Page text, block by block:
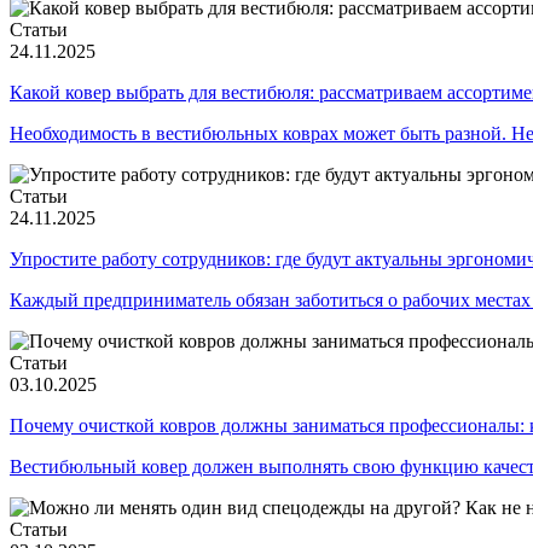
Статьи
24.11.2025
Какой ковер выбрать для вестибюля: рассматриваем
Необходимость в вестибюльных коврах может быть разной.
Статьи
24.11.2025
Упростите работу сотрудников: где будут актуальны
Каждый предприниматель обязан заботиться о рабочих
Статьи
03.10.2025
Почему очисткой ковров должны заниматься
Вестибюльный ковер должен выполнять свою функцию
Статьи